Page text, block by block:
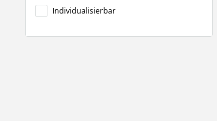
Individualisierbar